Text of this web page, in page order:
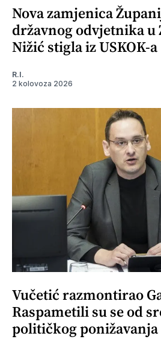
Nova zamjenica
državnog odvjetnika u
Nižić stigla iz USKOK-a
R.I.
2 kolovoza 2026
Vučetić razmontirao
Raspametili su se od
političkog ponižavanja